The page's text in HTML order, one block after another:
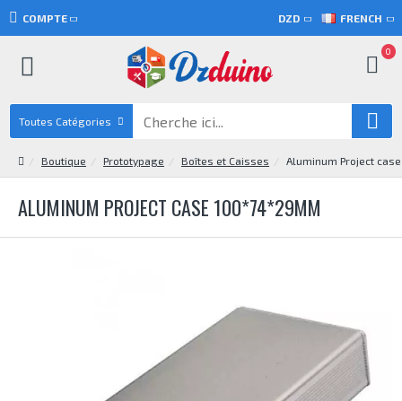
COMPTE DZD FRENCH
0
Toutes Catégories
Boutique Prototypage Boîtes et Caisses Aluminum Project
ALUMINUM PROJECT CASE 100*74*29MM